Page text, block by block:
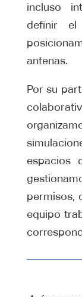
incluso
definir
antenas.
Por su
espacios
permisos,
equipo